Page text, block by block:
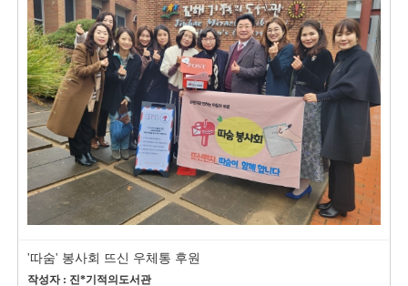
'따숨' 봉사회 뜨신 우체통 후원
작성자 : 진*기적의도서관